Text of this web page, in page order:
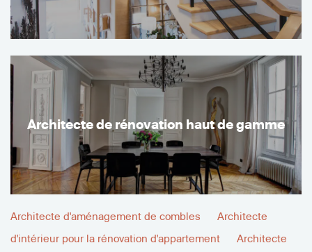
Architecte de rénovation haut de gamme
Architecte d'aménagement de combles
Architecte
d'intérieur pour la rénovation d'appartement
Architecte